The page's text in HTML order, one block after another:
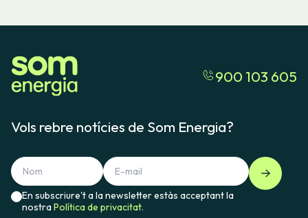
900 103 605
Vols rebre notícies de Som Energia?
En subscriure't a la newsletter estàs acceptant la
nostraPolítica de privacitat.